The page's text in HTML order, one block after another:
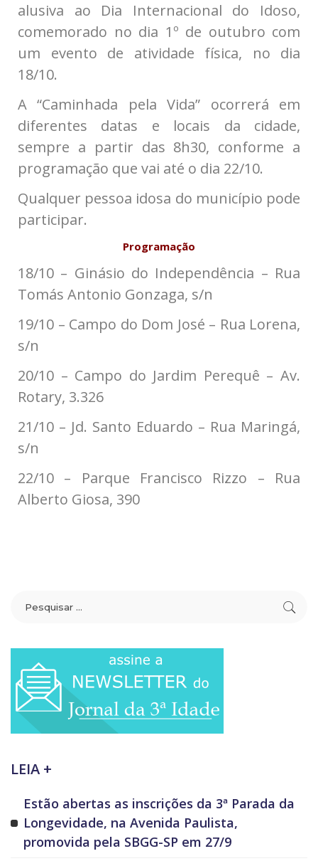
alusiva ao Dia Internacional do Idoso,
comemorado no dia 1º de outubro com
um evento de atividade física, no dia
18/10.
A “Caminhada pela Vida” ocorrerá em
diferentes datas e locais da cidade,
sempre a partir das 8h30, conforme a
programação que vai até o dia 22/10.
Qualquer pessoa idosa do município pode
participar.
Programação
18/10 – Ginásio do Independência – Rua
Tomás Antonio Gonzaga, s/n
19/10 – Campo do Dom José – Rua Lorena,
s/n
20/10 – Campo do Jardim Perequê – Av.
Rotary, 3.326
21/10 – Jd. Santo Eduardo – Rua Maringá,
s/n
22/10 – Parque Francisco Rizzo – Rua
Alberto Giosa, 390
LEIA +
Estão abertas as inscrições da 3ª Parada da
Longevidade, na Avenida Paulista,
promovida pela SBGG-SP em 27/9